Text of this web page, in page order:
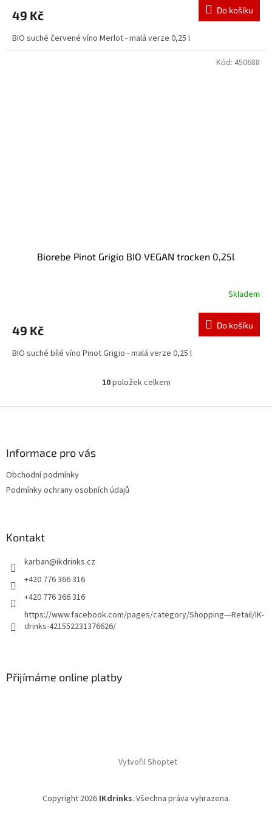
49 Kč Do košíku
BIO suché červené víno Merlot - malá verze 0,25 l
Biorebe Pinot Grigio BIO VEGAN trocken 0,25l
Skladem
49 Kč Do košíku
BIO suché bílé víno Pinot Grigio - malá verze 0,25 l
Kód: 450688
O
l
10položek celkem
Informace pro vás
Obchodní podmínky
Podmínky ochrany osobních údajů
Kontakt
karban@ikdrinks.cz
+420 776 366 316
+420 776 366 316
https://www.facebook.com/pages/category/Shopping---Retail/IK-
drinks-421552231376626/
Přijímáme online platby
Vytvořil Shoptet
Copyright 2026 IKdrinks. Všechna práva vyhrazena.